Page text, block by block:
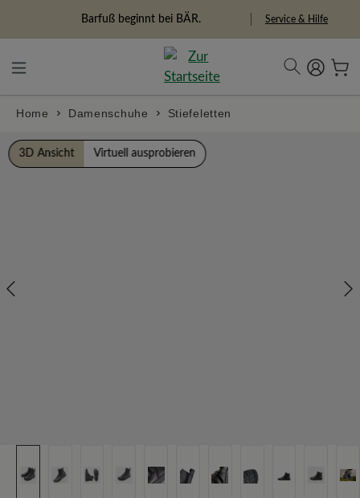
Freiheitspioniere Service & Hilfe
Home Damenschuhe Stiefeletten
Bildergalerie überspringen
3D Ansicht Virtuell ausprobieren